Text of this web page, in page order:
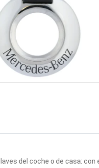
del coche o de casa: